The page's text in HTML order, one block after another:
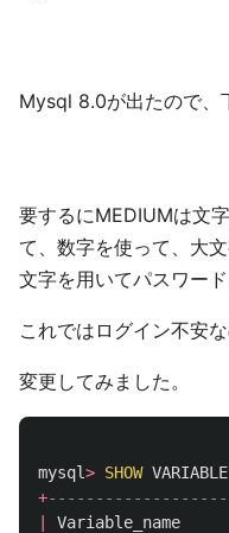
Mysql 8.0が出たので、
要するにMEDIUMは文
て、数字を使って、大
文字を用いてパスワー
これではログイン不安な
変更してみました。
mysql> SHOW
+
Variable_name